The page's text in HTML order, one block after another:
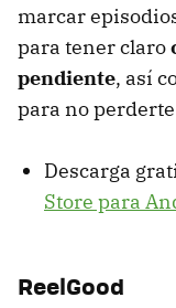
marcar
para tener claro
pendiente, así
para no
Descarga
Store para
ReelGood